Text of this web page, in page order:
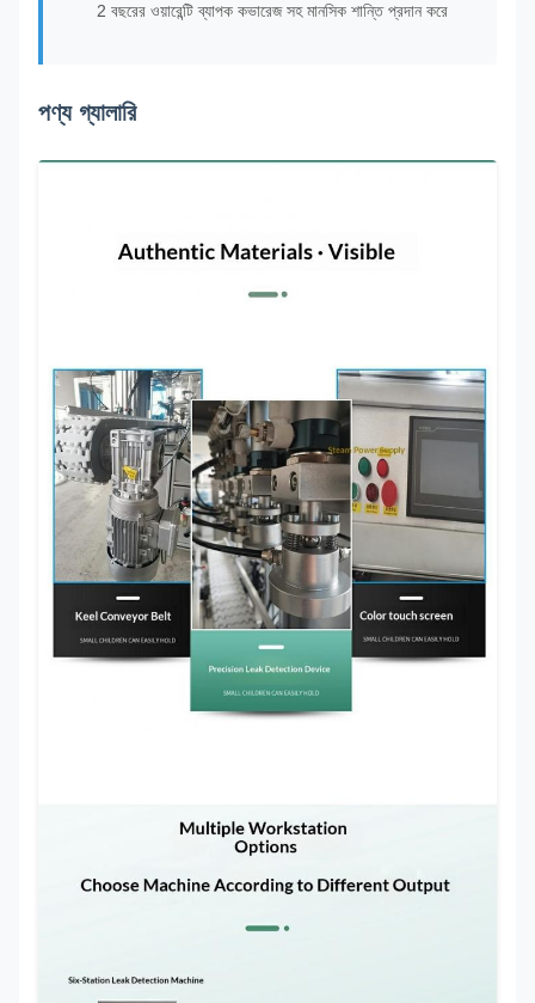
2 বছরের ওয়ারেন্টি ব্যাপক কভারেজ সহ মানসিক শান্তি প্রদান করে
পণ্য গ্যালারি